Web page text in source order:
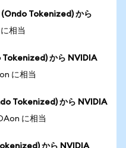
Tokenized) から
相当
から NVIDIA
に相当
Tokenized) から NVIDIA
に相当
から NVIDIA